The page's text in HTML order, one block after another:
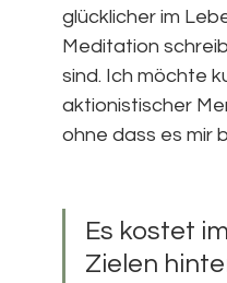
glücklicher im
Meditation
sind. Ich möchte
aktionistischer
ohne dass es mir
Es kostet
Zielen